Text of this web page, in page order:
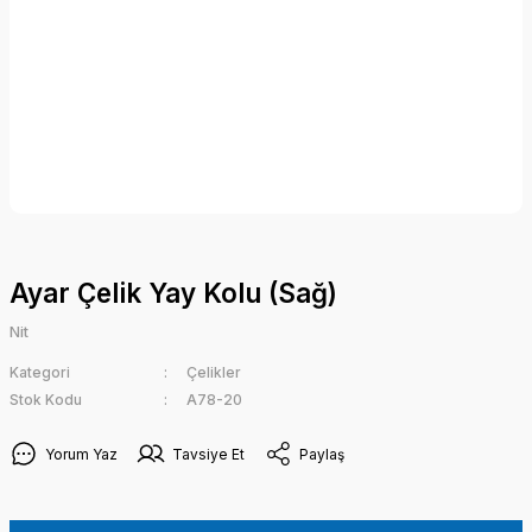
Ayar Çelik Yay Kolu (Sağ)
Nit
Kategori
Çelikler
Stok Kodu
A78-20
Yorum Yaz Tavsiye Et Paylaş